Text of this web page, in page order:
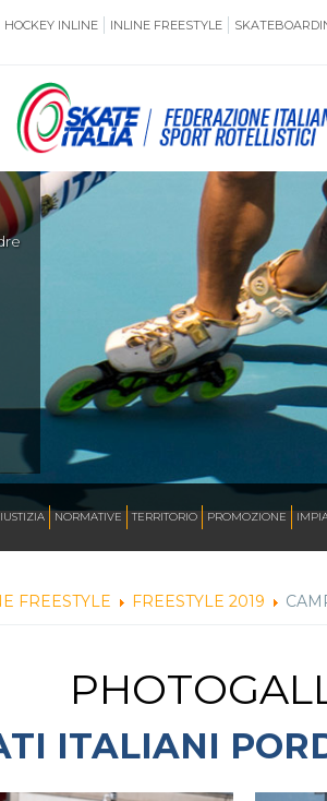
HOCKEY INLINE INLINE FREESTYLE
NORMATIVE TERRITORIO PROMOZIONE
FREESTYLE FREESTYLE 2019
ITALIANI
ANTIDOPING
AZZURRI
CORSA